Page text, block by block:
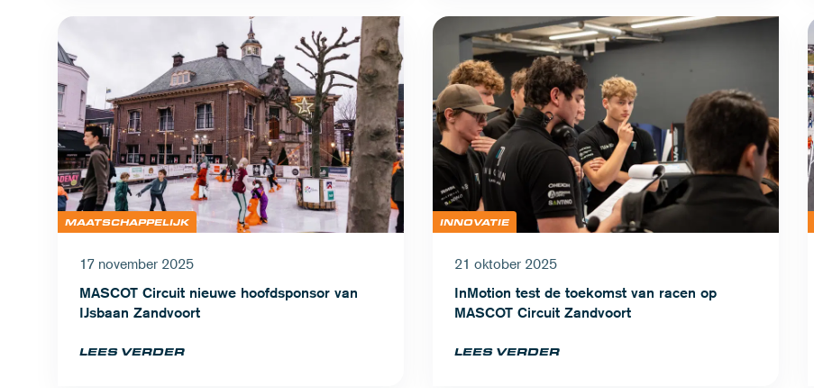
MAATSCHAPPELIJK
17 november 2025
MASCOT Circuit nieuwe hoofdsponsor van
IJsbaan Zandvoort
LEES VERDER
INNOVATIE
21 oktober 2025
InMotion test de toekomst van racen op
MASCOT Circuit Zandvoort
LEES VERDER